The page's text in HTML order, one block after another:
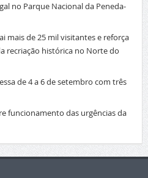
no Parque Nacional da Peneda-
mais de 25 mil visitantes e reforça
recriação histórica no Norte do
de 4 a 6 de setembro com três
funcionamento das urgências da